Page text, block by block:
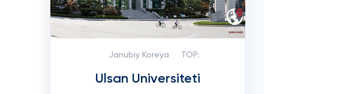
Janubiy Koreya TOP:
Ulsan Universiteti